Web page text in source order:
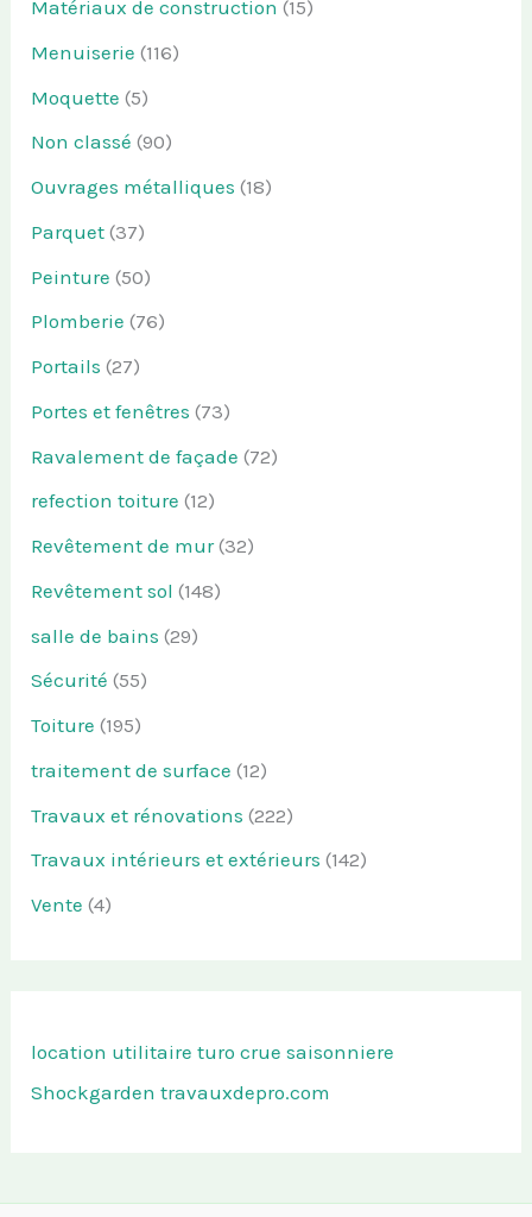
Matériaux de construction (15)
Menuiserie (116)
Moquette (5)
Non classé (90)
Ouvrages métalliques (18)
Parquet (37)
Peinture (50)
Plomberie (76)
Portails (27)
Portes et fenêtres (73)
Ravalement de façade (72)
refection toiture (12)
Revêtement de mur(32)
Revêtement sol (148)
salle de bains (29)
Sécurité (55)
Toiture (195)
traitement de surface (12)
Travaux et rénovations (222)
Travaux intérieurs et extérieurs (142)
Vente (4)
location utilitaire turo crue saisonniere
Shockgarden travauxdepro.com